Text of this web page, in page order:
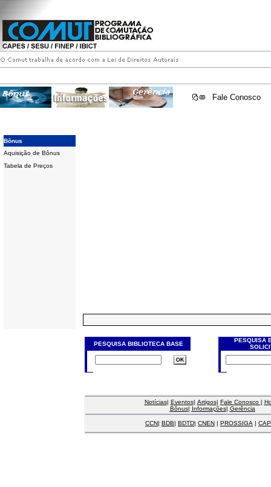
Fale Conosco
Bônus
Aquisição de Bônus
Tabela de Preços
PESQUISA BIBLIOTECA BASE
PESQUISA
Notícias| Eventos| Artigos| Fale Conosco |
Bônus| Informações| Gerência
CCN| BDB| BDTD| CNEN | PROSSIGA |